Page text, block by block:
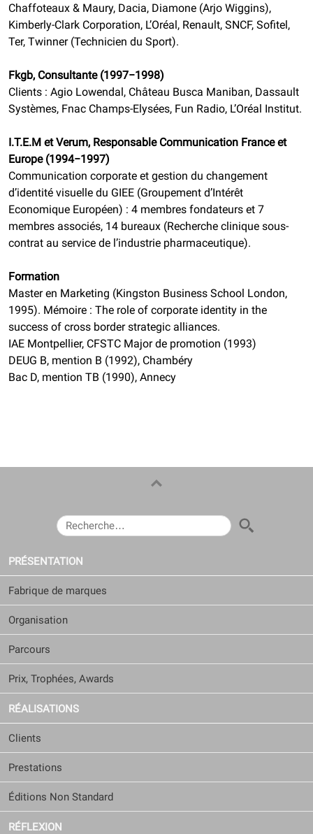
Chaffoteaux & Maury, Dacia, Diamone (Arjo Wiggins),
Kimberly-Clark Corporation, L’Oréal, Renault, SNCF, Sofitel,
Ter, Twinner (Technicien du Sport).
Fkgb, Consultante (1997−1998)
Clients : Agio Lowendal, Château Busca Maniban, Dassault
Systèmes, Fnac Champs-Elysées, Fun Radio, L’Oréal Institut.
I.T.E.M et Verum, Responsable Communication France et
Europe (1994−1997)
Communication corporate et gestion du changement
d’identité visuelle du GIEE (Groupement d’Intérêt
Economique Européen) : 4 membres fondateurs et 7
membres associés, 14 bureaux (Recherche clinique sous-
contrat au service de l’industrie pharmaceutique).
Formation
Master en Marketing (Kingston Business School London,
1995). Mémoire : The role of corporate identity in the
success of cross border strategic alliances.
IAE Montpellier, CFSTC Major de promotion (1993)
DEUG B, mention B (1992), Chambéry
Bac D, mention TB (1990), Annecy
RECHERCHER :
PRÉSENTATION
Fabrique de marques
Organisation
Parcours
Prix, Trophées, Awards
RÉALISATIONS
Clients
Prestations
Éditions Non Standard
RÉFLEXION